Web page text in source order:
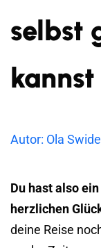
selbst
kannst
Autor: Ola
Du hast also
herzlichen
deine Reise